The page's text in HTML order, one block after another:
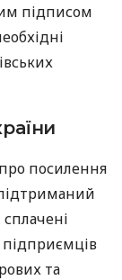
підписом
посилення
підприємців
та